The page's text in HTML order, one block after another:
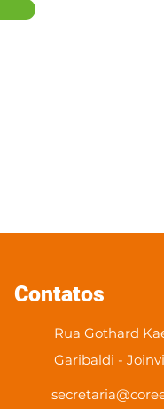
Contatos
Rua Gothard
Garibaldi -